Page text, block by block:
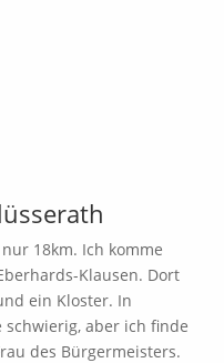
18km. Ich komme
Klausen. Dort
ein Kloster. In
aber ich finde
des Bürgermeisters.